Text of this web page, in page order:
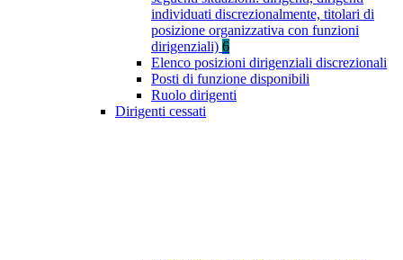
individuati discrezionalmente, titolari di
posizione organizzativa con funzioni
dirigenziali) 6
Elenco posizioni dirigenziali discrezionali
Posti di funzione disponibili
Ruolo dirigenti
Dirigenti cessati